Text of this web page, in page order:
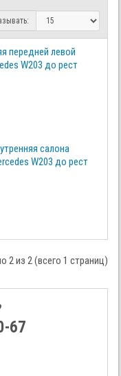
передней левой
W203 до рест
салона
W203 до рест
2 из 2 (всего 1 страниц)
67